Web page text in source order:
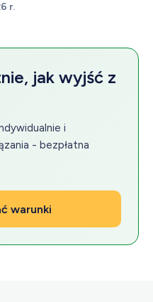
r.
jak wyjść z
i
- bezpłatna
warunki